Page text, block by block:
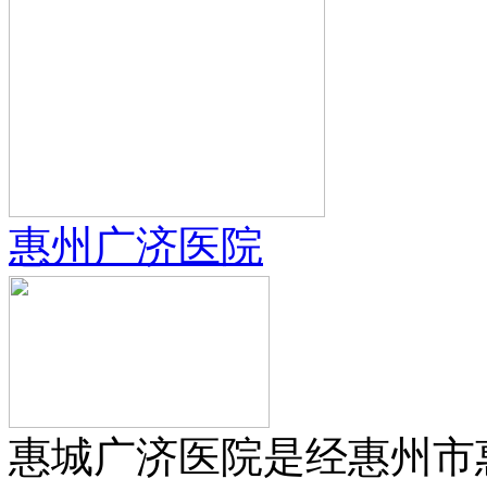
惠州广济医院
惠城广济医院是经惠州